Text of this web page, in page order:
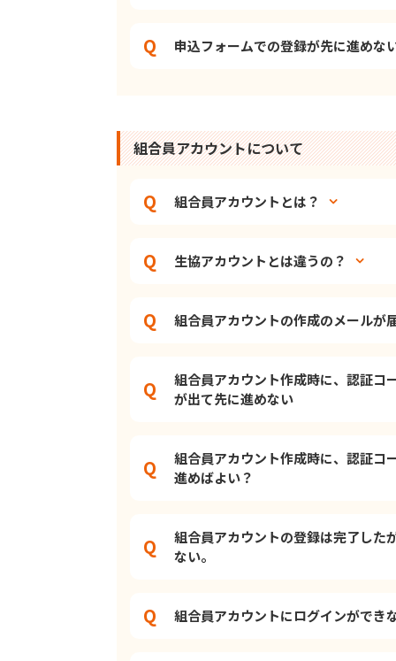
申込フォームでの登録が先に進めな
組合員アカウントについて
組合員アカウントとは？
生協アカウントとは違うの？
組合員アカウントの作成のメールが
組合員アカウント作成時に、認証コ
が出て先に進めない
組合員アカウント作成時に、認証コ
進めばよい？
組合員アカウントの登録は完了した
ない。
組合員アカウントにログインができ